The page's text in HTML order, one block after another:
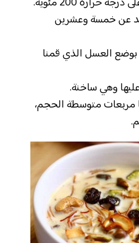
عن خمسة وعشرين
العسل الذي قمنا
وهي ساخنة.
مربعات متوسطة الحجم،